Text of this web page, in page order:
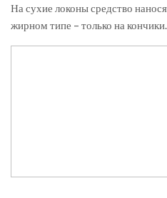
На сухие локоны средство
жирном типе – только на кончики.